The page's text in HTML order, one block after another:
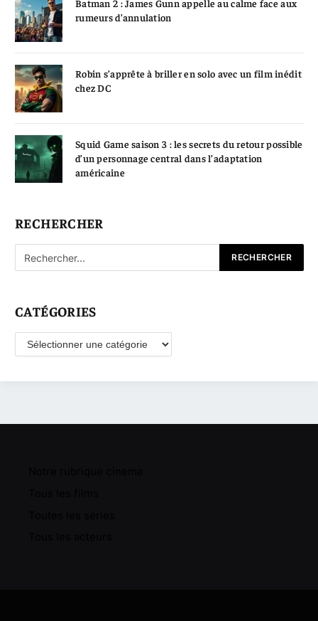
Batman 2 : James Gunn appelle au calme face aux
rumeurs d’annulation
Robin s’apprête à briller en solo avec un film inédit
chez DC
Squid Game saison 3 : les secrets du retour possible
d’un personnage central dans l’adaptation
américaine
RECHERCHER
CATÉGORIES
Catégories